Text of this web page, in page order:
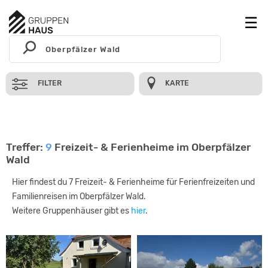
FILTER KARTE
Treffer: 9 Freizeit- & Ferienheime im Oberpfälzer
Wald
Hier findest du 7 Freizeit- & Ferienheime für Ferienfreizeiten und
Familienreisen im Oberpfälzer Wald.
Weitere Gruppenhäuser gibt es hier.